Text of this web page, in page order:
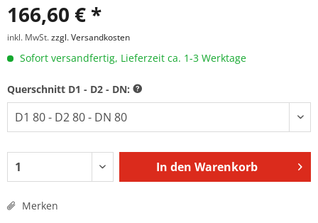
166,60 € *
inkl. MwSt.zzgl. Versandkosten
Sofort versandfertig, Lieferzeit ca. 1-3 Werktage
Querschnitt D1 - D2 - DN:
In den Warenkorb
Merken